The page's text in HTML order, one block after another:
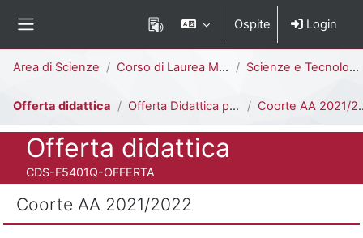
Ospite Login
Area di Scienze Corso di Laurea Magistrale Scienze e Tecnologie Chimiche [F5402Q - F5401Q]
Offerta didattica Offerta Didattica per Coorte Coorte AA 2021/2022
Titolo del corso
Offerta didattica
Codice identificativo del corso
CDS-F5401Q-OFFERTA
Coorte AA 2021/2022